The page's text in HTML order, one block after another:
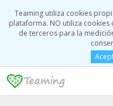
Teaming utiliza cookies
plataforma. NO utiliza
de terceros para la